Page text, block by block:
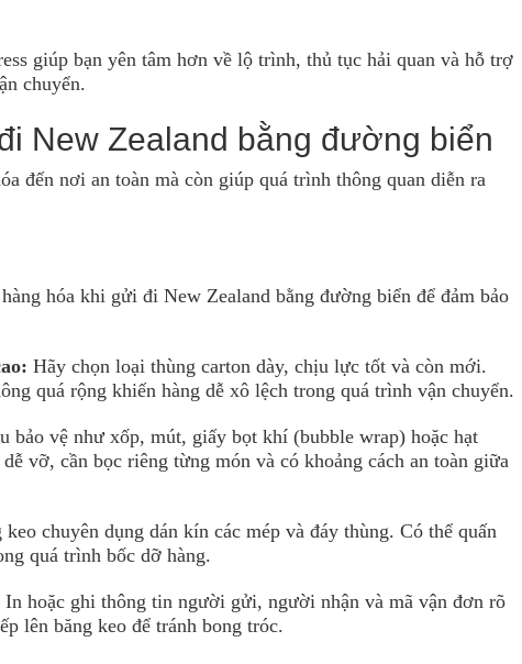
giúp bạn yên tâm hơn về lộ trình, thủ tục hải quan và hỗ trợ
chuyển.
New Zealand bằng đường biển
đến nơi an toàn mà còn giúp quá trình thông quan diễn ra
hóa khi gửi đi New Zealand bằng đường biển để đảm bảo
Hãy chọn loại thùng carton dày, chịu lực tốt và còn mới.
quá rộng khiến hàng dễ xô lệch trong quá trình vận chuyển.
bảo vệ như xốp, mút, giấy bọt khí (bubble wrap) hoặc hạt
vỡ, cần bọc riêng từng món và có khoảng cách an toàn giữa
keo chuyên dụng dán kín các mép và đáy thùng. Có thể quấn
quá trình bốc dỡ hàng.
In hoặc ghi thông tin người gửi, người nhận và mã vận đơn rõ
lên băng keo để tránh bong tróc.